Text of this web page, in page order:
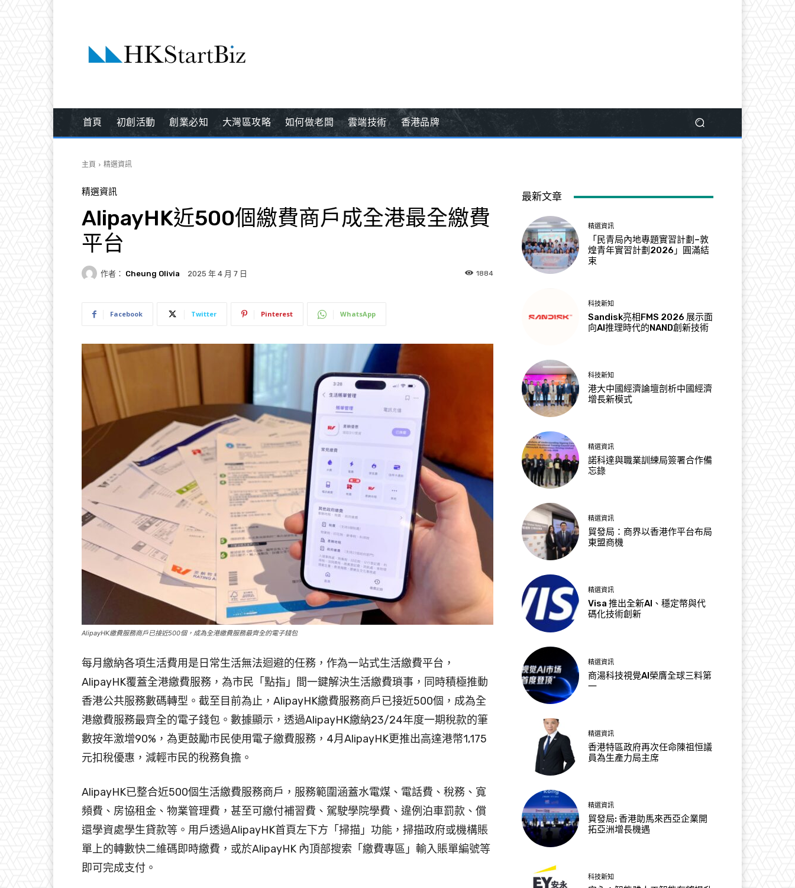
首頁 初創活動 創業必知 大灣區攻略 如何做老闆 雲端技術 香港品牌
主頁 精選資訊
精選資訊
AlipayHK近500個繳費商戶成全港最全繳費
平台
作者： Cheung Olivia 2025 年 4 月 7 日 1884
Facebook Twitter Pinterest WhatsApp
AlipayHK繳費服務商戶已接近500個，成為全港繳費服務最齊全的電子錢包
每月繳納各項生活費用是日常生活無法迴避的任務，作為一站式生活繳費平台，
AlipayHK覆蓋全港繳費服務，為市民「點指」間一鍵解決生活繳費瑣事，同時積極推動
香港公共服務數碼轉型。截至目前為止，AlipayHK繳費服務商戶已接近500個，成為全
港繳費服務最齊全的電子錢包。數據顯示，透過AlipayHK繳納23/24年度一期稅款的筆
數按年激增90%，為更鼓勵市民使用電子繳費服務，4月AlipayHK更推出高達港幣1,175
元扣稅優惠，減輕市民的稅務負擔。
AlipayHK已整合近500個生活繳費服務商戶，服務範圍涵蓋水電煤、電話費、稅務、寬
頻費、房協租金、物業管理費，甚至可繳付補習費、駕駛學院學費、違例泊車罰款、償
還學資處學生貸款等。用戶透過AlipayHK首頁左下方「掃描」功能，掃描政府或機構賬
單上的轉數快二維碼即時繳費，或於AlipayHK 內頂部搜索「繳費專區」輸入賬單編號等
即可完成支付。
最新文章
精選資訊
「民青局內地專題實習計劃–敦
煌青年實習計劃2026」圓滿結
束
科技新知
Sandisk亮相FMS 2026 展示面
向AI推理時代的NAND創新技術
科技新知
港大中國經濟論壇剖析中國經濟
增長新模式
精選資訊
諾科達與職業訓練局簽署合作備
忘錄
精選資訊
貿發局：商界以香港作平台布局
東盟商機
精選資訊
Visa 推出全新AI、穩定幣與代
碼化技術創新
精選資訊
商湯科技視覺AI榮膺全球三料第
一
精選資訊
香港特區政府再次任命陳祖恒議
員為生產力局主席
精選資訊
貿發局: 香港助馬來西亞企業開
拓亞洲增長機遇
科技新知